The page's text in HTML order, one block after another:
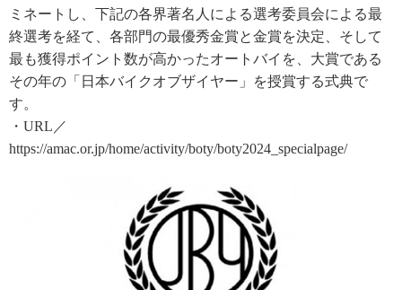
ミネートし、下記の各界著名人による選考委員会による最
終選考を経て、各部門の最優秀金賞と金賞を決定、そして
最も獲得ポイント数が高かったオートバイを、大賞である
その年の「日本バイクオブザイヤー」を授賞する式典で
す。
・URL／
https://amac.or.jp/home/activity/boty/boty2024_specialpage/